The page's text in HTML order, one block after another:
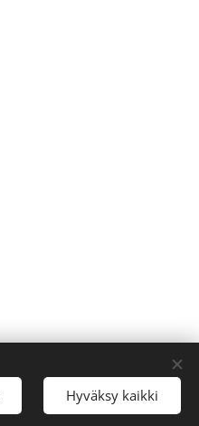
Hyväksy kaikki